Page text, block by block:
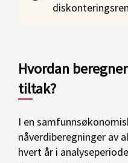
Hvordan
tiltak?
I en
nåverdiberegninger av
hvert år i